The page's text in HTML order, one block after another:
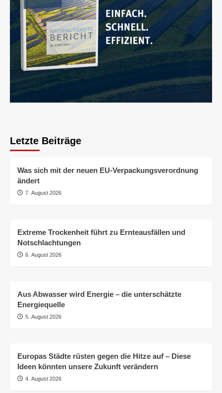
Letzte Beiträge
Was sich mit der neuen EU-Verpackungsverordnung
ändert
7. August 2026
Extreme Trockenheit führt zu Ernteausfällen und
Notschlachtungen
6. August 2026
Aus Abwasser wird Energie – die unterschätzte
Energiequelle
5. August 2026
Europas Städte rüsten gegen die Hitze auf – Diese
Ideen könnten unsere Zukunft verändern
4. August 2026